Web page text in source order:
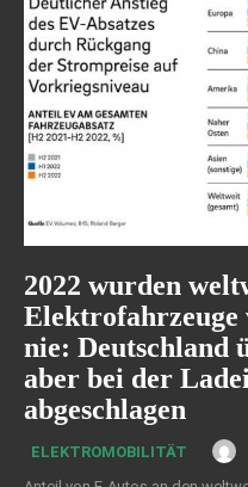
2022 wurden
Elektrofahrzeuge
nie: Deutschland
aber bei der
abgeschlagen
ELEKTROMOBILITÄT